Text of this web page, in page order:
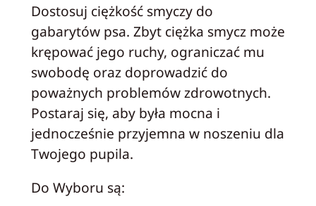
Dostosuj ciężkość smyczy do
gabarytów psa. Zbyt ciężka smycz może
krępować jego ruchy, ograniczać mu
swobodę oraz doprowadzić do
poważnych problemów zdrowotnych.
Postaraj się, aby była mocna i
jednocześnie przyjemna w noszeniu dla
Twojego pupila.
Do Wyboru są: